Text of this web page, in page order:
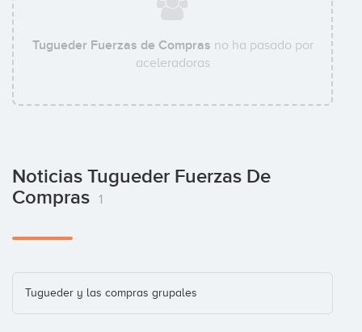
Tugueder Fuerzas de Compras no ha pasado por
aceleradoras
Noticias Tugueder Fuerzas De
Compras
1
Tugueder y las compras grupales